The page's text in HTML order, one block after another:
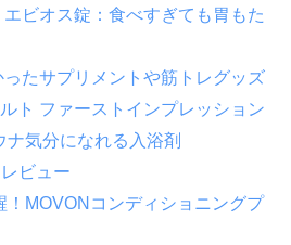
エビオス錠：食べすぎても胃もた
たサプリメントや筋トレグッズ
ト ファーストインプレッション
ナ気分になれる入浴剤
ビュー
！MOVONコンディショニングプ